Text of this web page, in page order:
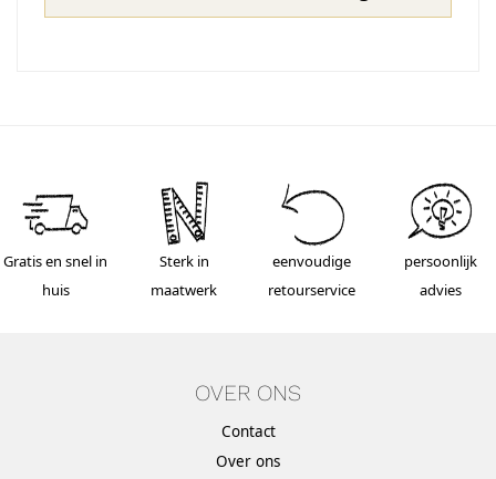
Gratis en snel in
huis
Sterk in
maatwerk
eenvoudige
retourservice
persoonlijk
advies
OVER ONS
Contact
Over ons